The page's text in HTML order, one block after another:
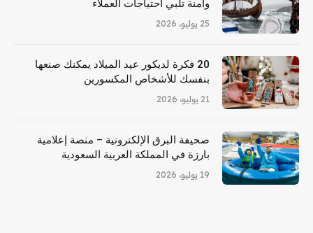
وآمنة تلبي احتياجات العملاء
25 يوليو، 2026
20 فكرة لديكور عيد الميلاد يمكنك صنعها
بنفسك للأشخاص المكسورين
21 يوليو، 2026
صحيفة البرق الإلكترونية – منصة إعلامية
بارزة في المملكة العربية السعودية
19 يوليو، 2026